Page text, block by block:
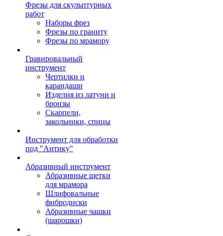
Фрезы для скульптурных
работ
Наборы фрез
Фрезы по граниту
Фрезы по мрамору
Гравировальный
инструмент
Чертилки и
карандаши
Изделия из латуни и
бронзы
Скарпели,
закольники, спицы
Инструмент для обработки
под "Антику"
Абразивный инструмент
Абразивные щетки
для мрамора
Шлифовальные
фибродиски
Абразивные чашки
(шарошки)